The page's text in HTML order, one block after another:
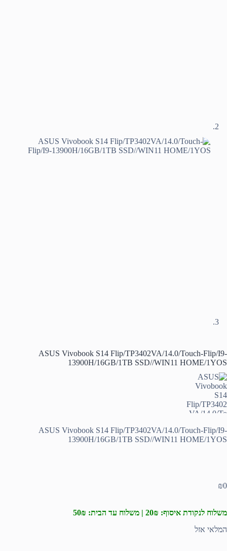
ASUS Vivobook S14 Flip/TP3402VA/14.0/Touch-Flip/I9-
13900H/16GB/1TB SSD//WIN11 HOME/1YOS
ASUS Vivobook S14 Flip/TP3402VA/14.0/Touch-Flip/I9-
13900H/16GB/1TB SSD//WIN11 HOME/1YOS
₪0
משלוח לנקודת איסוף: 20₪ | משלוח עד הבית: 50₪
המלאי אזל